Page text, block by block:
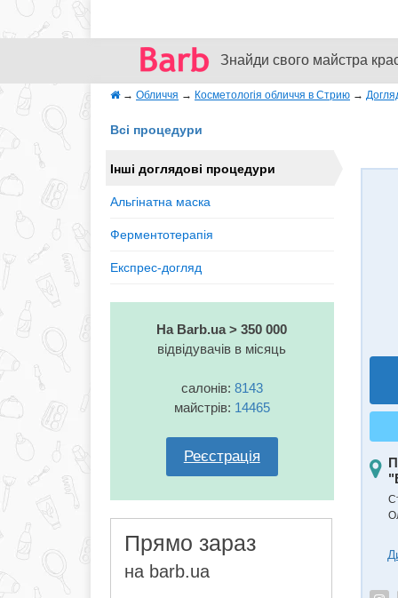
Знайди свого майстра
→ Обличчя → Косметологія обличчя в Стрию →
Всі процедури
Інші доглядові процедури
Альгінатна маска
Ферментотерапія
Експрес-догляд
На Barb.ua > 350 000
відвідувачів в місяць
салонів: 8143
майстрів: 14465
Реєстрація
Прямо зараз
на barb.ua